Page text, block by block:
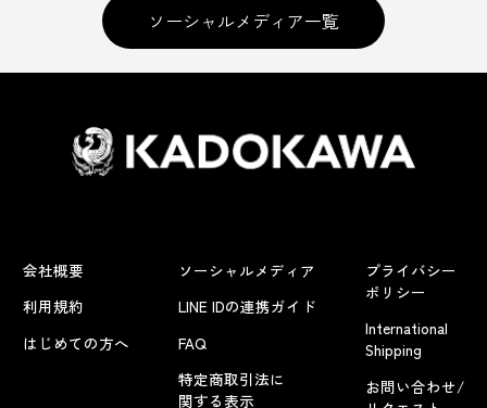
ソーシャルメディア一覧
会社概要
利用規約
はじめての方へ
ソーシャルメディア
LINE IDの連携ガイド
FAQ
特定商取引法に
関する表示
プライバシー
ポリシー
International
Shipping
お問い合わせ/